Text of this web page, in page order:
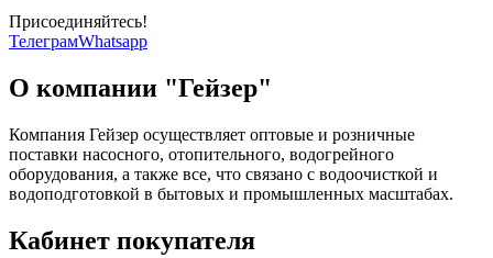
Присоединяйтесь!
ТелеграмWhatsapp
О компании "Гейзер"
Компания Гейзер осуществляет оптовые и розничные
поставки насосного, отопительного, водогрейного
оборудования, а также все, что связано с водоочисткой и
водоподготовкой в бытовых и промышленных масштабах.
Кабинет покупателя